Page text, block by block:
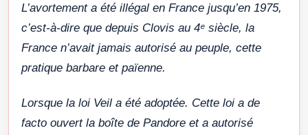
L’avortement a été illégal en France jusqu’en 1975,
c’est-à-dire que depuis Clovis au 4ᵉ siècle, la
France n’avait jamais autorisé au peuple, cette
pratique barbare et païenne.
Lorsque la loi Veil a été adoptée. Cette loi a de
facto ouvert la boîte de Pandore et a autorisé